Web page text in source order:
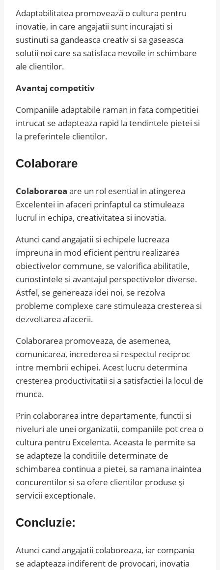
Adaptabilitatea promovează o cultura pentru
inovatie, in care angajatii sunt incurajati si
sustinuti sa gandeasca creativ si sa gaseasca
solutii noi care sa satisfaca nevoile in schimbare
ale clientilor.
Avantaj competitiv
Companiile adaptabile raman in fata competitiei
intrucat se adapteaza rapid la tendintele pietei si
la preferintele clientilor.
Colaborare
Colaborarea are un rol esential in atingerea
Excelentei in afaceri prinfaptul ca stimuleaza
lucrul in echipa, creativitatea si inovatia.
Atunci cand angajatii si echipele lucreaza
impreuna in mod eficient pentru realizarea
obiectivelor commune, se valorifica abilitatile,
cunostintele si avantajul perspectivelor diverse.
Astfel, se genereaza idei noi, se rezolva
probleme complexe care stimuleaza cresterea si
dezvoltarea afacerii.
Colaborarea promoveaza, de asemenea,
comunicarea, increderea si respectul reciproc
intre membrii echipei. Acest lucru determina
cresterea productivitatii si a satisfactiei la locul de
munca.
Prin colaborarea intre departamente, functii si
niveluri ale unei organizatii, companiile pot crea o
cultura pentru Excelenta. Aceasta le permite sa
se adapteze la conditiile determinate de
schimbarea continua a pietei, sa ramana inaintea
concurentilor si sa ofere clientilor produse și
servicii exceptionale.
Concluzie:
Atunci cand angajatii colaboreaza, iar compania
se adapteaza indiferent de provocari, inovatia